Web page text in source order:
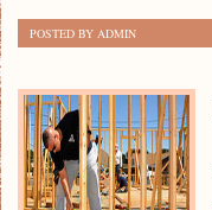
POSTED BY ADMIN